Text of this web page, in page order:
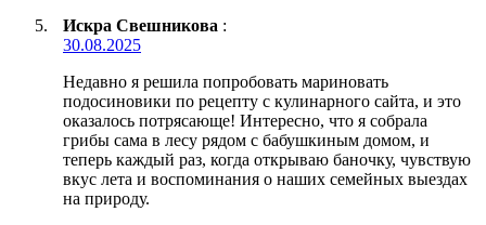
Искра Свешникова :
30.08.2025
Недавно я решила попробовать мариновать
подосиновики по рецепту с кулинарного сайта, и это
оказалось потрясающе! Интересно, что я собрала
грибы сама в лесу рядом с бабушкиным домом, и
теперь каждый раз, когда открываю баночку, чувствую
вкус лета и воспоминания о наших семейных выездах
на природу.